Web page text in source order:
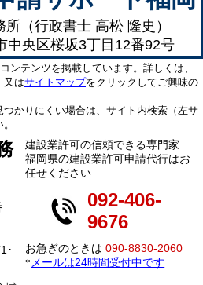
（行政書士 高松 隆史）
中央区桜坂3丁目12番92号
ンテンツを掲載しています。詳しくは、
又はサイトマップをクリックしてご興味の
かりにくい場合は、サイト内検索（左サ
･
建設業許可の信頼できる専門家
福岡県の建設業許可申請代行はお
任せください
092-406-
9676
お急ぎのときは090-8830-2060
* メールは24時間受付中です